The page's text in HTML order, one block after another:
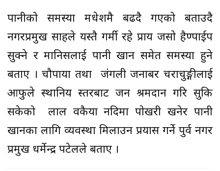
पानीको समस्या मधेशमै बढदै गएको बताउदै
नगरप्रमुख साहले यस्तै गर्मी रहे प्राय जसाे हैण्पाईप
सुक्ने र मानिसलाई पानी खान समेत समस्या हुने
बताए । चाैपाया तथा जंगली जनाबर चराचुरुङ्गीलाई
आफुले स्थानिय स्तरबाट जन श्रमदान गरि सुकि
सकेको लाल वकैया नदिमा पाेखरी खनेर पानी
खानका लागि व्यवस्था मिलाउन प्रयास गर्ने पुर्व नगर
प्रमुख धर्मेन्द्र पटेलले बताए ।